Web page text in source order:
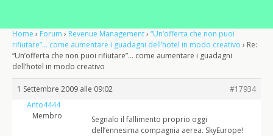
Home › Forum › Revenue Management› “Un’offerta che non puoi
rifiutare”… come aumentare i guadagni dell’hotel in modo creativo › Re:
“Un’offerta che non puoi rifiutare”… come aumentare i guadagni
dell’hotel in modo creativo
1 Settembre 2009 alle 09:02
#17934
Anto4444
Membro
Segnalo il fallimento proprio oggi
dell’ennesima compagnia aerea. SkyEurope!